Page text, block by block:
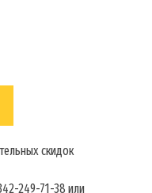
скидок
249-71-38 или